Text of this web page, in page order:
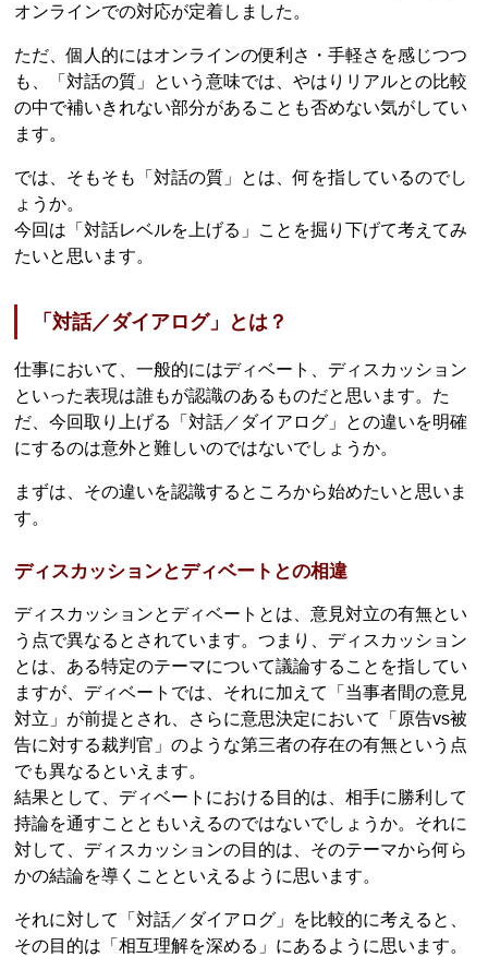
オンラインでの対応が定着しました。
ただ、個人的にはオンラインの便利さ・手軽さを感じつつ
も、「対話の質」という意味では、やはりリアルとの比較
の中で補いきれない部分があることも否めない気がしてい
ます。
では、そもそも「対話の質」とは、何を指しているのでし
ょうか。
今回は「対話レベルを上げる」ことを掘り下げて考えてみ
たいと思います。
「対話／ダイアログ」とは？
仕事において、一般的にはディベート、ディスカッション
といった表現は誰もが認識のあるものだと思います。た
だ、今回取り上げる「対話／ダイアログ」との違いを明確
にするのは意外と難しいのではないでしょうか。
まずは、その違いを認識するところから始めたいと思いま
す。
ディスカッションとディベートとの相違
ディスカッションとディベートとは、意見対立の有無とい
う点で異なるとされています。つまり、ディスカッション
とは、ある特定のテーマについて議論することを指してい
ますが、ディベートでは、それに加えて「当事者間の意見
対立」が前提とされ、さらに意思決定において「原告vs被
告に対する裁判官」のような第三者の存在の有無という点
でも異なるといえます。
結果として、ディベートにおける目的は、相手に勝利して
持論を通すことともいえるのではないでしょうか。それに
対して、ディスカッションの目的は、そのテーマから何ら
かの結論を導くことといえるように思います。
それに対して「対話／ダイアログ」を比較的に考えると、
その目的は「相互理解を深める」にあるように思います。